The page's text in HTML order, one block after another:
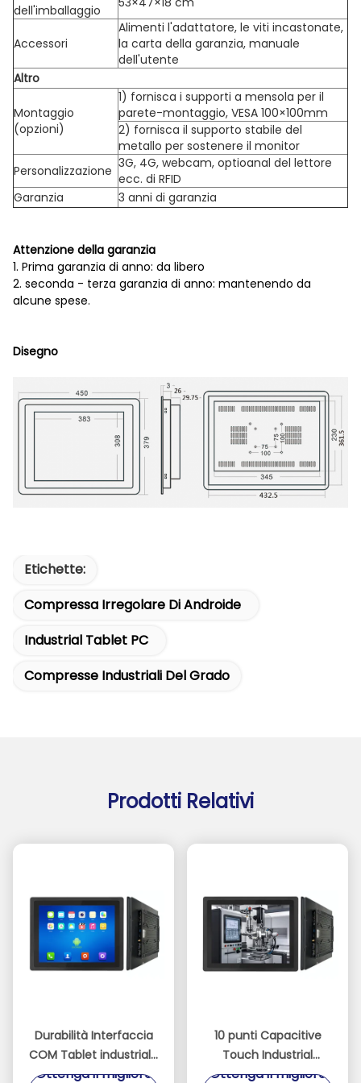
dell'imballaggio
Accessori
Alimenti l'adattatore, le viti incastonate,
la carta della garanzia, manuale
dell'utente
Altro
Montaggio
(opzioni)
1) fornisca i supporti a mensola per il
parete-montaggio, VESA 100×100mm
2) fornisca il supporto stabile del
metallo per sostenere il monitor
Personalizzazione 3G, 4G, webcam, optioanal del lettore
ecc. di RFID
Garanzia
3 anni di garanzia
Attenzione della garanzia
1. Prima garanzia di anno: da libero
2. seconda - terza garanzia di anno: mantenendo da
alcune spese.
Disegno
Etichette:
Compressa Irregolare Di Androide
Industrial Tablet PC
Compresse Industriali Del Grado
Prodotti Relativi
Durabilità Interfaccia
COM Tablet industriale
durevole con
Ottenga il migliore
10 punti Capacitive
Touch Industrial
Android Tablet dotato
Ottenga il migliore